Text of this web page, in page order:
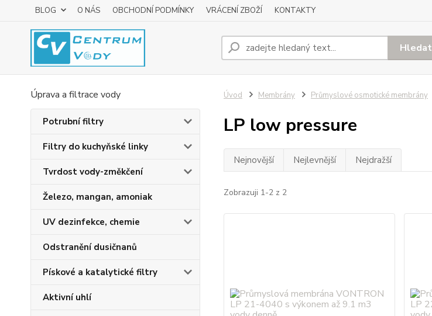
BLOG O NÁS OBCHODNÍ PODMÍNKY VRÁCENÍ ZBOŽÍ KONTAKTY
Hledat
Úprava a filtrace vody
Potrubní filtry
Filtry do kuchyňské linky
Tvrdost vody-změkčení
Železo, mangan, amoniak
UV dezinfekce, chemie
Odstranění dusičnanů
Pískové a katalytické filtry
Aktivní uhlí
Úvod Membrány Průmyslové osmotické membrány
LP low pressure
Nejnovější Nejlevnější Nejdražší
Zobrazuji 1-2 z 2